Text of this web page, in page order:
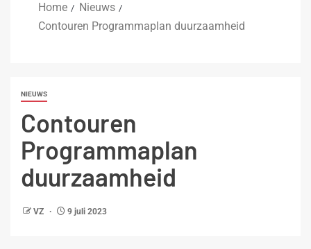
Home
Nieuws
Contouren Programmaplan duurzaamheid
NIEUWS
Contouren
Programmaplan
duurzaamheid
VZ 9 juli 2023